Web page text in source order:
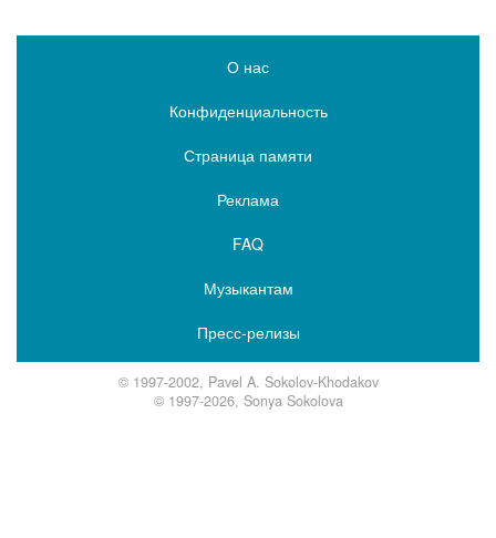
О нас
Конфиденциальность
Страница памяти
Реклама
FAQ
Музыкантам
Пресс-релизы
© 1997-2002, Pavel A. Sokolov-Khodakov
© 1997-2026, Sonya Sokolova